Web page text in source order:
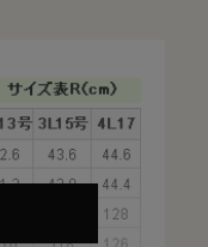
い。
ぐ乾きサラっと
は熱をキープで